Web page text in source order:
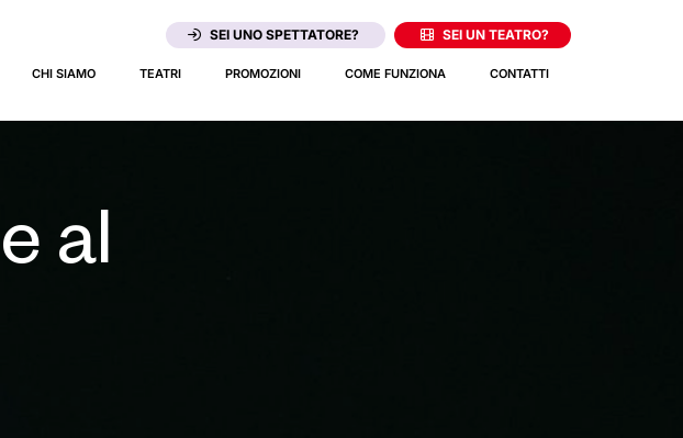
SEI UNO SPETTATORE? SEI UN TEATRO?
CHI SIAMO TEATRI PROMOZIONI COME FUNZIONA CONTATTI
al
al